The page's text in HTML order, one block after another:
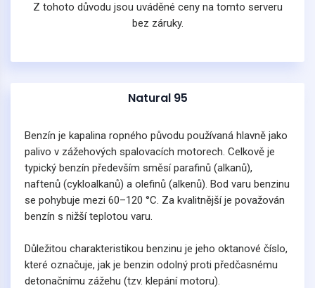
Z tohoto důvodu jsou uváděné ceny na tomto serveru
bez záruky.
Natural 95
Benzín je kapalina ropného původu používaná hlavně jako
palivo v zážehových spalovacích motorech. Celkově je
typický benzín především směsí parafinů (alkanů),
naftenů (cykloalkanů) a olefinů (alkenů). Bod varu benzinu
se pohybuje mezi 60–120 °C. Za kvalitnější je považován
benzín s nižší teplotou varu.
Důležitou charakteristikou benzinu je jeho oktanové číslo,
které označuje, jak je benzin odolný proti předčasnému
detonačnímu zážehu (tzv. klepání motoru).